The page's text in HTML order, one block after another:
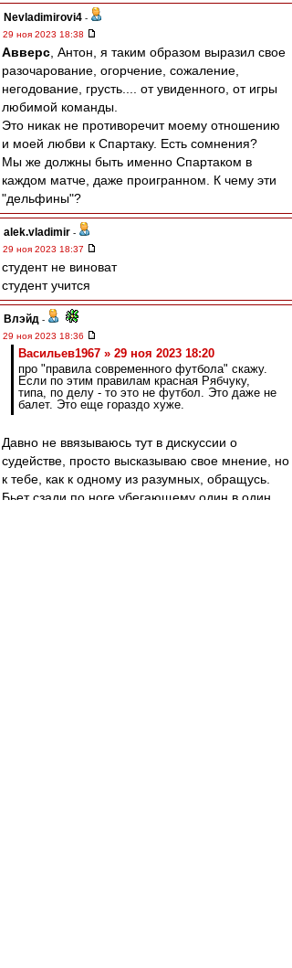
Nevladimirovi4 -
29 ноя 2023 18:38
Авверс , Антон, я таким образом выразил свое
разочарование, огорчение, сожаление,
негодование, грусть.... от увиденного, от игры
любимой команды.
Это никак не противоречит моему отношению
и моей любви к Спартаку. Есть сомнения?
Мы же должны быть именно Спартаком в
каждом матче, даже проигранном. К чему эти
"дельфины"?
alek.vladimir -
29 ноя 2023 18:37
студент не виноват
студент учится
Влэйд -
29 ноя 2023 18:36
Васильев1967 » 29 ноя 2023 18:20
про "правила современного футбола" скажу.
Если по этим правилам красная Рябчуку,
типа, по делу - то это не футбол. Это даже не
балет. Это еще гораздо хуже.
Давно не ввязываюсь тут в дискуссии о
судействе, просто высказываю свое мнение, но
к тебе, как к одному из разумных, обращусь.
Бьет сзади по ноге убегающему один в один